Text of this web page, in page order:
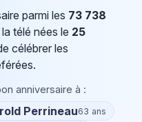
parmi les 73 738
télé nées le 25
célébrer les
anniversaire à :
Perrineau63 ans